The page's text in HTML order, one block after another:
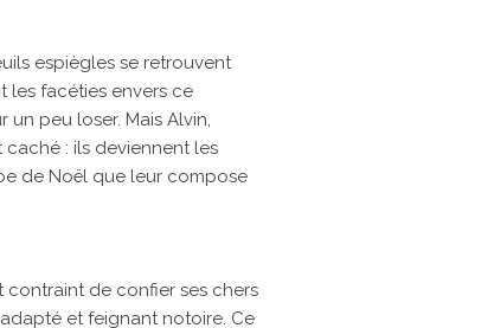
espiègles se retrouvent
les facéties envers ce
peu loser. Mais Alvin,
: ils deviennent les
de Noël que leur compose
contraint de confier ses chers
et feignant notoire. Ce